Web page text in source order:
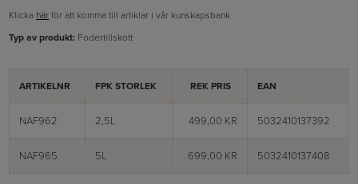
Klicka härför att komma till artiklar i vår kunskapsbank
Typ av produkt: Fodertillskott
ARTIKELNR FPK STORLEK REK PRIS EAN
NAF962 2,5L 499,00 KR 5032410137392
NAF965 5L 699,00 KR 5032410137408